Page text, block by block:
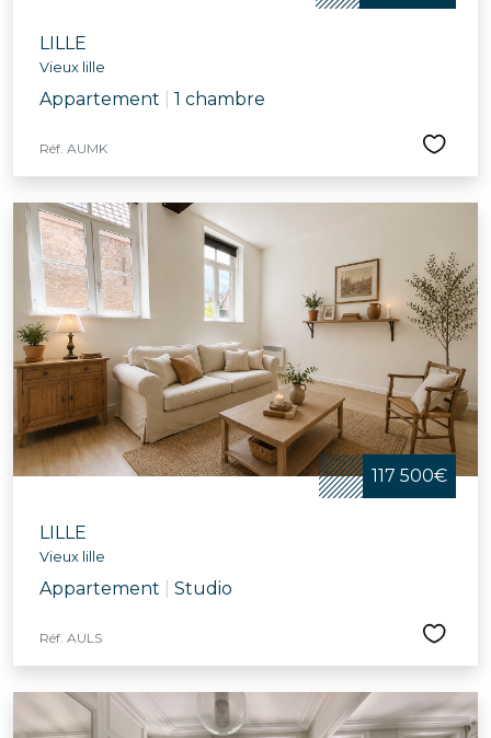
LILLE
Vieux lille
Appartement 1 chambre
Réf. AUMK
117 500€
LILLE
Vieux lille
Appartement Studio
Réf. AULS